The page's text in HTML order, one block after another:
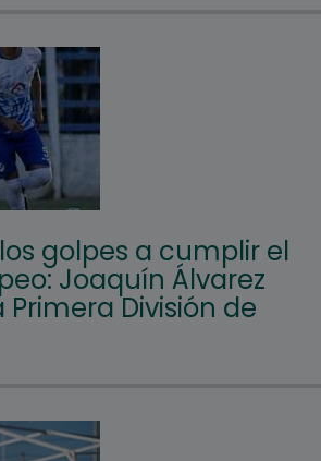
golpes a cumplir el
Joaquín Álvarez
División de